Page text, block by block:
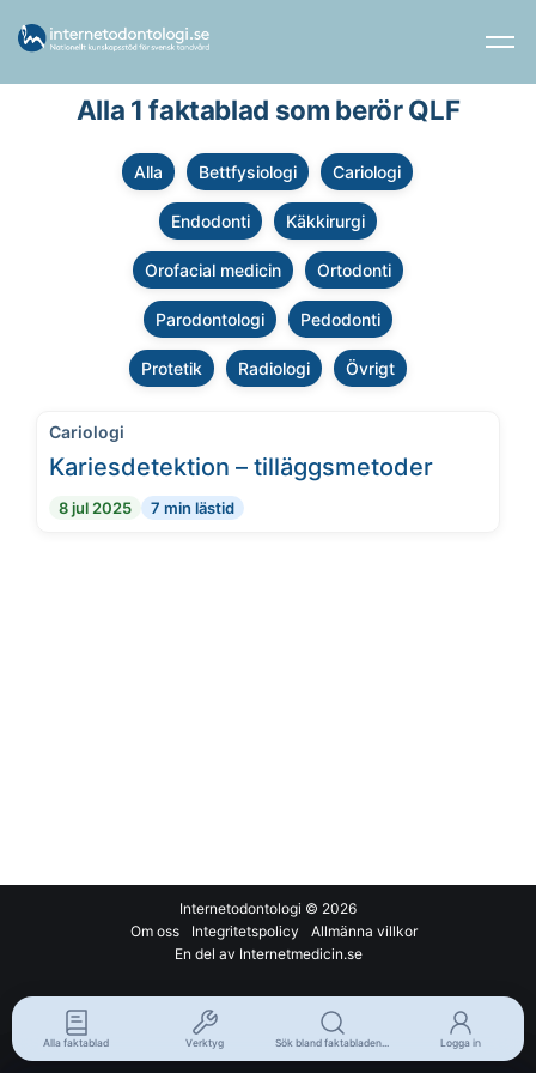
Alla 1 faktablad som berör QLF
Alla Bettfysiologi Cariologi
Endodonti Käkkirurgi
Orofacial medicin Ortodonti
Parodontologi Pedodonti
Protetik Radiologi Övrigt
Cariologi
Kariesdetektion – tilläggsmetoder
8 jul 2025 7 min lästid
Internetodontologi © 2026
Om oss
Integritetspolicy
Allmänna villkor
En del av Internetmedicin.se
Alla faktablad Verktyg Sök bland faktabladen... Logga in